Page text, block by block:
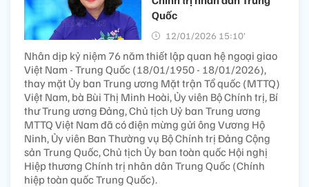
Quốc
12/01/2026 15:10’
Nhân dịp kỷ niệm 76 năm thiết lập quan hệ ngoại giao
Việt Nam - Trung Quốc (18/01/1950 - 18/01/2026),
thay mặt Ủy ban Trung ương Mặt trận Tổ quốc (MTTQ)
Việt Nam, bà Bùi Thị Minh Hoài, Ủy viên Bộ Chính trị, Bí
thư Trung ương Đảng, Chủ tịch Uỷ ban Trung ương
MTTQ Việt Nam đã có điện mừng gửi ông Vương Hộ
Ninh, Ủy viên Ban Thường vụ Bộ Chính trị Đảng Cộng
sản Trung Quốc, Chủ tịch Ủy ban toàn quốc Hội nghị
Hiệp thương Chính trị nhân dân Trung Quốc (Chính
hiệp toàn quốc Trung Quốc).